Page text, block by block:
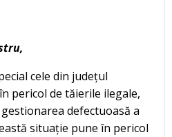
cele din județul
pericol de tăierile ilegale,
defectuoasă a
situație pune în pericol